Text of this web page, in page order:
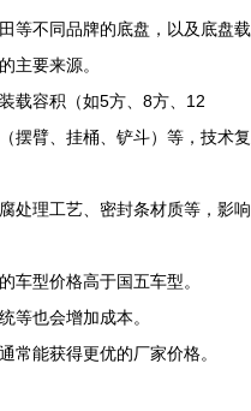
等不同品牌的底盘，以及底盘载
主要来源。
载容积（如5方、8方、12
摆臂、挂桶、铲斗）等，技术复
处理工艺、密封条材质等，影响
车型价格高于国五车型。
等也会增加成本。
常能获得更优的厂家价格。